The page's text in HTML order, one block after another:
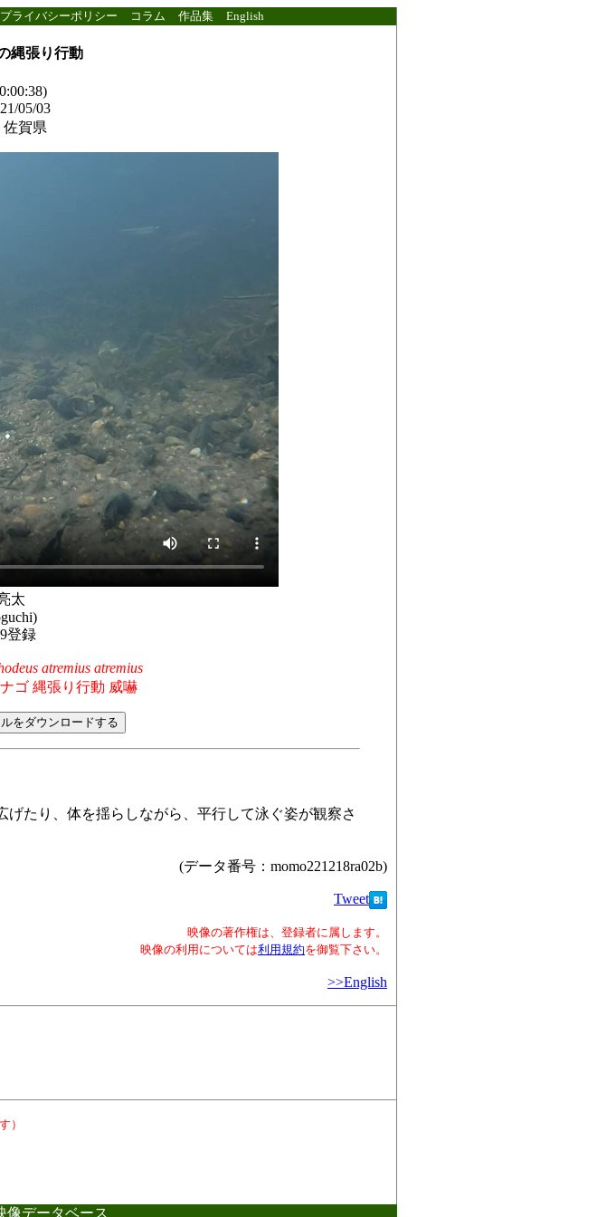
プライバシーポリシー コラム 作品集 English
縄張り行動
05/03
賀県
太
登録
atremius atremius
ゴ 縄張り行動 威嚇
たり、体を揺らしながら、平行して泳ぐ姿が観察さ
(データ番号：momo221218ra02b)
Tweet
映像の著作権は、登録者に属します。
映像の利用については利用規約を御覧下さい。
>>English
）
像データベース